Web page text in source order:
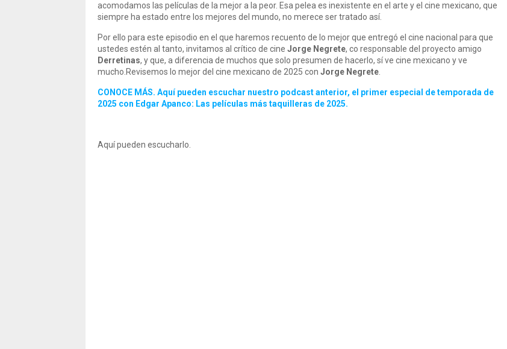
acomodamos las películas de la mejor a la peor. Esa pelea es inexistente en el arte y el cine mexicano, que
siempre ha estado entre los mejores del mundo, no merece ser tratado así.
Por ello para este episodio en el que haremos recuento de lo mejor que entregó el cine nacional para que
ustedes estén al tanto, invitamos al crítico de cine Jorge Negrete, co responsable del proyecto amigo
Derretinas, y que, a diferencia de muchos que solo presumen de hacerlo, sí ve cine mexicano y ve
mucho.Revisemos lo mejor del cine mexicano de 2025 con Jorge Negrete
CONOCE MÁS. Aquí pueden escuchar nuestro podcast anterior, el primer especial de temporada de
2025 con Edgar Apanco: Las películas más taquilleras de 2025.
Aquí pueden escucharlo.